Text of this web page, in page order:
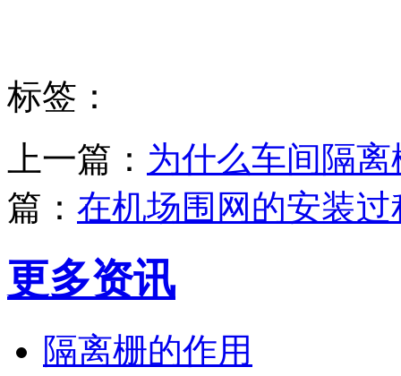
标签：
上一篇： 为什么车间隔
篇： 在机场围网的安装
更多资讯
隔离栅的作用